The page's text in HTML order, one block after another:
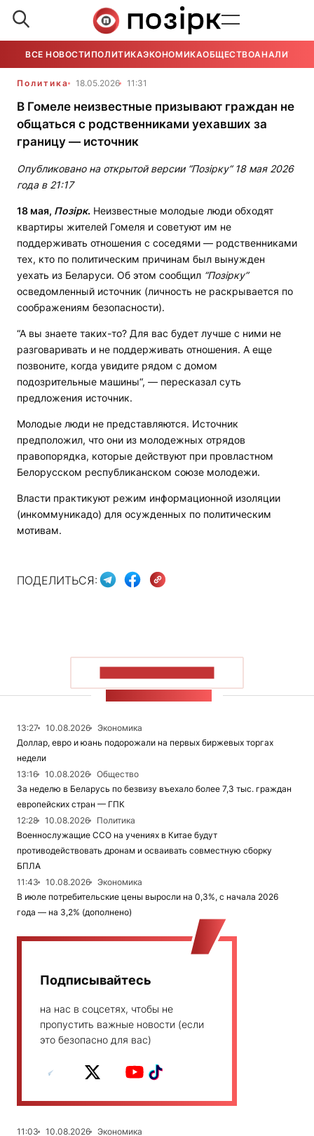
ВСЕ НОВОСТИ ПОЛИТИКАЭКОНОМИКАОБЩЕСТВОАНАЛИТИКА
Политика 18.05.2026 11:31
В Гомеле неизвестные призывают граждан не
общаться с родственниками уехавших за
границу — источник
Опубликовано на открытой версии “Позірку“ 18 мая 2026
года в 21:17
18 мая, Позірк. Неизвестные молодые люди обходят
квартиры жителей Гомеля и советуют им не
поддерживать отношения с соседями — родственниками
тех, кто по политическим причинам был вынужден
уехать из Беларуси. Об этом сообщил “Позірку”
осведомленный источник (личность не раскрывается по
соображениям безопасности).
“А вы знаете таких-то? Для вас будет лучше с ними не
разговаривать и не поддерживать отношения. А еще
позвоните, когда увидите рядом с домом
подозрительные машины“, — пересказал суть
предложения источник.
Молодые люди не представляются. Источник
предположил, что они из молодежных отрядов
правопорядка, которые действуют при провластном
Белорусском республиканском союзе молодежи.
Власти практикуют режим информационной изоляции
(инкоммуникадо) для осужденных по политическим
мотивам.
ПОДЕЛИТЬСЯ:
13:27 10.08.2026
Экономика
Доллар, евро и юань подорожали на первых биржевых торгах
недели
13:16
10.08.2026
Общество
За неделю в Беларусь по безвизу въехало более 7,3 тыс. граждан
европейских стран — ГПК
12:28
10.08.2026
Политика
Военнослужащие ССО на учениях в Китае будут
противодействовать дронам и осваивать совместную сборку
БПЛА
11:43
10.08.2026
Экономика
В июле потребительские цены выросли на 0,3%, с начала 2026
года — на 3,2% (дополнено)
Подписывайтесь
на нас в соцсетях, чтобы не
пропустить важные новости (если
это безопасно для вас)
11:03 10.08.2026
Экономика